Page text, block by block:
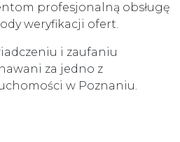
profesjonalną obsługę
weryfikacji ofert.
i zaufaniu
za jedno z
w Poznaniu.